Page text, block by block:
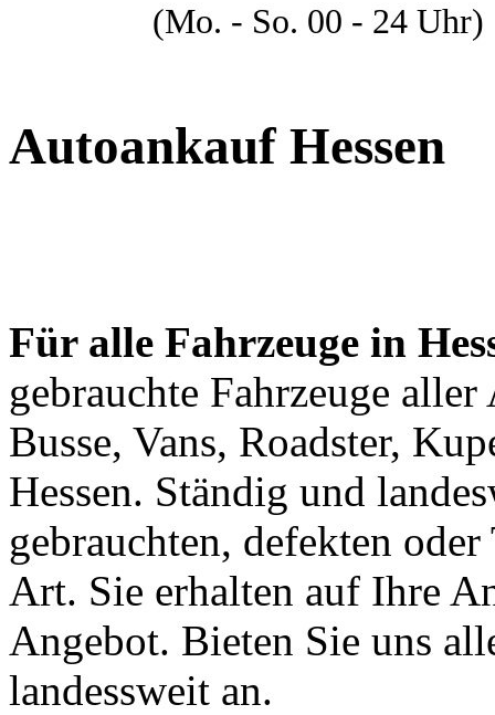
(Mo. - So. 00 - 24 Uhr)
Autoankauf Hessen
Für alle Fahrzeuge in
gebrauchte Fahrzeuge
Busse, Vans, Roadster,
Hessen. Ständig und
gebrauchten, defekten
Art. Sie erhalten auf Ihre
Angebot. Bieten Sie uns
landessweit an.